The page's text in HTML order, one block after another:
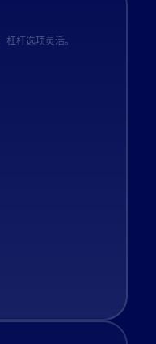
杆选项灵活。